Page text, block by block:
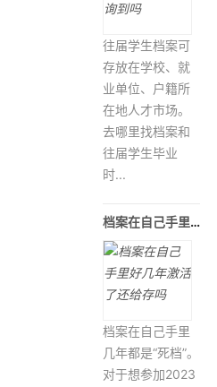
往届学生档案可
存放在学校、就
业单位、户籍所
在地人才市场。
去哪里找档案和
往届学生毕业
时...
档案在自己手里好几年激活了还给存
档案在自己手里
几年都是“死档”。
对于想参加2023